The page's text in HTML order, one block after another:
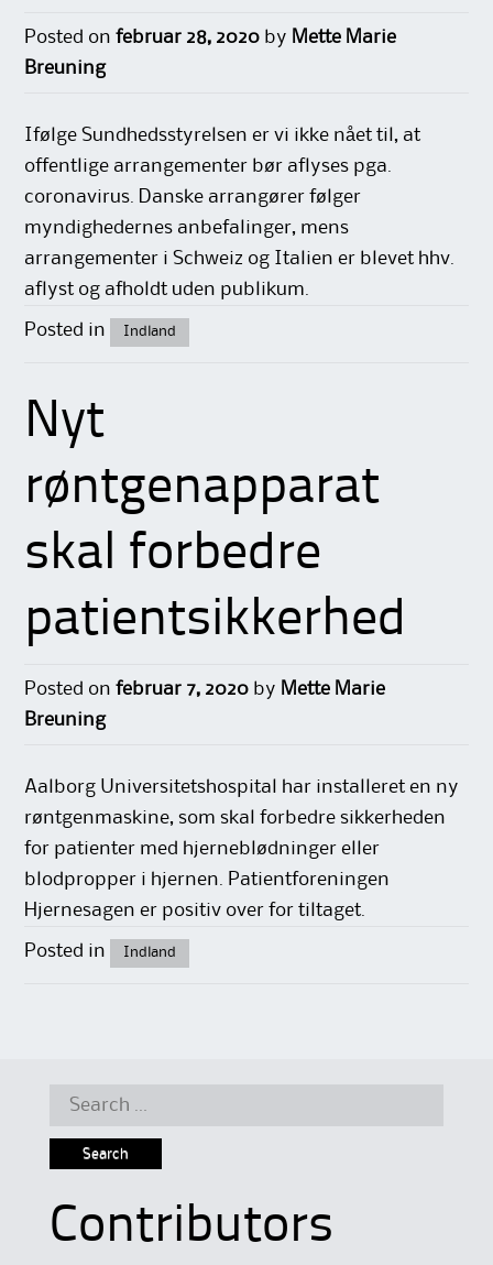
Posted onfebruar 28, 2020 by Mette Marie
Breuning
Ifølge Sundhedsstyrelsen er vi ikke nået til, at
offentlige arrangementer bør aflyses pga.
coronavirus. Danske arrangører følger
myndighedernes anbefalinger, mens
arrangementer i Schweiz og Italien er blevet hhv.
aflyst og afholdt uden publikum.
Posted in Indland
Nyt
røntgenapparat
skal forbedre
patientsikkerhed
Posted onfebruar 7, 2020 by Mette Marie
Breuning
Aalborg Universitetshospital har installeret en ny
røntgenmaskine, som skal forbedre sikkerheden
for patienter med hjerneblødninger eller
blodpropper i hjernen. Patientforeningen
Hjernesagen er positiv over for tiltaget.
Posted in Indland
Search
Contributors